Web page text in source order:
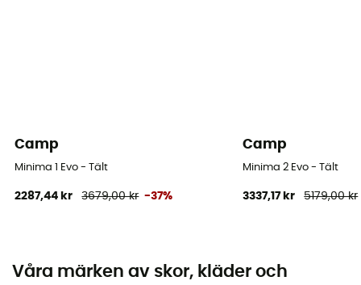
Camp
Minima 1 Evo - Tält
2287,44 kr 3679,00 kr -37%
Camp
Minima 2 Evo - Tält
3337,17 kr 5179,00 kr
Våra märken av skor, kläder och